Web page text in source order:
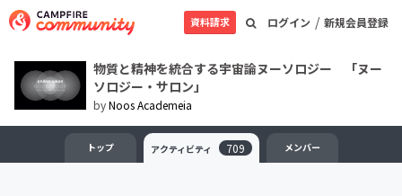
ログイン / 新規会員登録
資料請求
物質と精神を統合する宇宙論ヌーソロジー 「ヌー
ソロジー・サロン」
byNoos Academeia
トップ アクティビティ 709 メンバー